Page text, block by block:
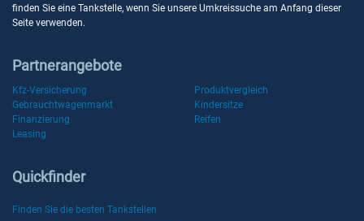
finden Sie eine Tankstelle, wenn Sie unsere Umkreissuche am Anfang dieser
Seite verwenden.
Partnerangebote
Kfz-Versicherung
Produktvergleich
Gebrauchtwagenmarkt
Kindersitze
Finanzierung
Reifen
Leasing
Quickfinder
Finden Sie die besten Tankstellen